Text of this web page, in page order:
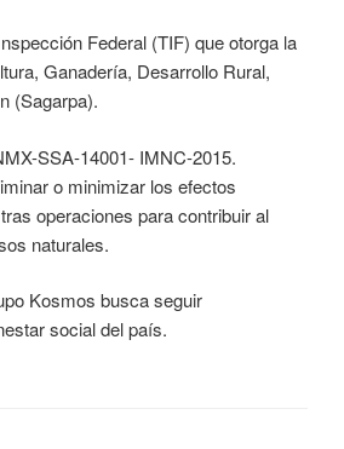
Federal (TIF) que otorga la
Ganadería, Desarrollo Rural,
(Sagarpa).
SSA-14001- IMNC-2015.
o minimizar los efectos
operaciones para contribuir al
naturales.
Kosmos busca seguir
social del país.